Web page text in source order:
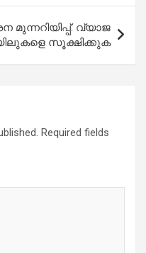
വ്യാജ
സൂക്ഷിക്കുക
Required fields